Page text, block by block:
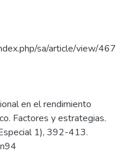
sa/article/view/467
en el rendimiento
Factores y estrategias.
1), 392-413.